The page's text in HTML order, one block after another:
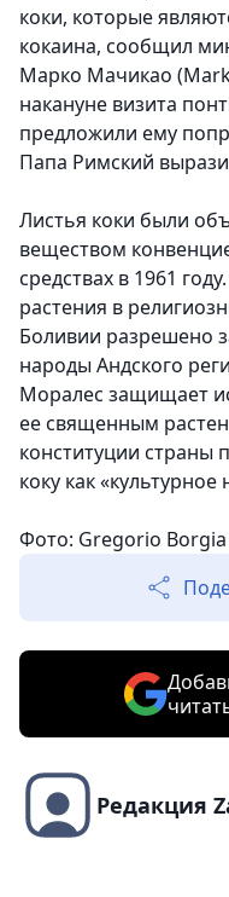
коки, которые
кокаина, сообщил
Марко Мачикао
накануне визита
предложили ему
Папа Римский
Листья коки были
веществом
средствах в 1961
растения в
Боливии разрешено
народы Андского
Моралес защищает
ее священным
конституции страны
коку как
Фото: Gregorio Borgia
Редакция